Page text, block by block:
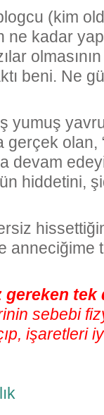
(kim
ne kadar
beni. Ne
yumuş
olan,
devam
hiddetini,
gereken tek
sebebi
işaretleri